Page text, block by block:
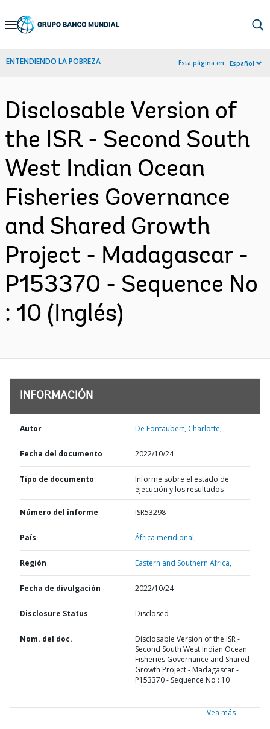
Skip
Navigation
ENTENDIENDO LA POBREZA Esta página en: Español
Disclosable Version of
the ISR - Second South
West Indian Ocean
Fisheries Governance
and Shared Growth
Project - Madagascar -
P153370 - Sequence No
: 10 (Inglés)
INFORMACIÓN
Autor De Fontaubert, Charlotte;
Fecha del documento 2022/10/24
Tipo de documento
Informe sobre el estado de
ejecución y los resultados
Número del informe ISR53298
País África meridional,
Región Eastern and Southern Africa,
Fecha de divulgación 2022/10/24
Disclosure Status Disclosed
Nom. del doc.
Disclosable Version of the ISR -
Second South West Indian Ocean
Fisheries Governance and Shared
Growth Project - Madagascar -
P153370 - Sequence No : 10
Vea más